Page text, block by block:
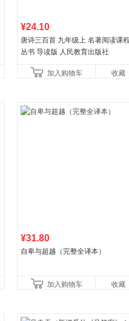
¥24.10
唐诗三百首 九年级上 名著阅读课
丛书 导读版 人民教育出版社
加入购物车 收藏
¥31.80
自卑与超越（完整全译本）
加入购物车 收藏